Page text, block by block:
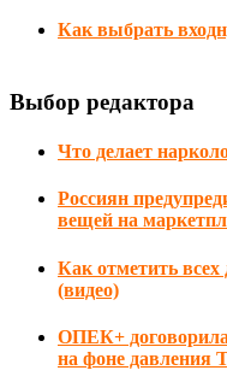
Как выбрать
Выбор редактора
Что делает
Россиян
вещей на
Как отметить всех
(видео)
ОПЕК+
на фоне давления